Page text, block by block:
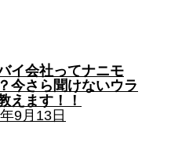
イ会社ってナニモ
今さら聞けないウラ
えます！！
9月13日